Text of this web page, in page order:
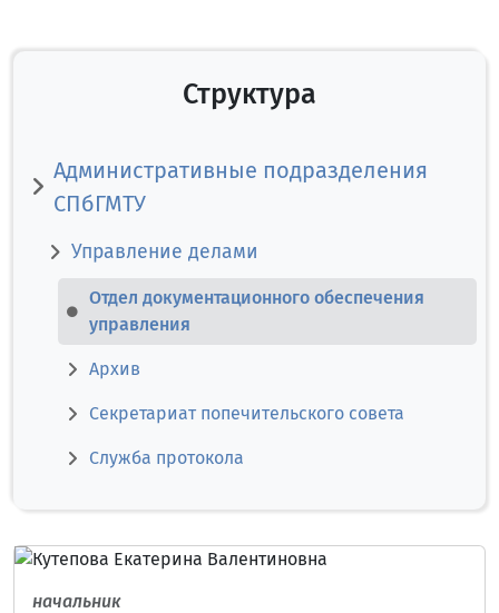
Структура
Административные подразделения
СПбГМТУ
Управление делами
Отдел документационного обеспечения
управления
Архив
Секретариат попечительского совета
Служба протокола
начальник